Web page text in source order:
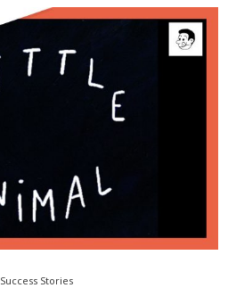
Success Stories